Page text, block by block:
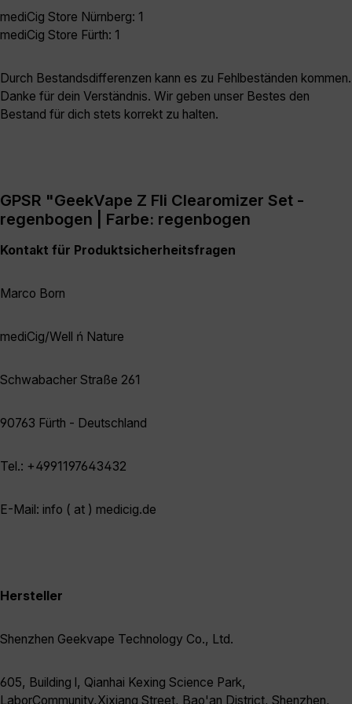
mediCig Store Nürnberg: 1
mediCig Store Fürth: 1
Durch Bestandsdifferenzen kann es zu Fehlbeständen kommen.
Danke für dein Verständnis. Wir geben unser Bestes den
Bestand für dich stets korrekt zu halten.
GPSR "GeekVape Z Fli Clearomizer Set -
regenbogen | Farbe: regenbogen
Kontakt für Produktsicherheitsfragen
Marco Born
mediCig/Well ń Nature
Schwabacher Straße 261
90763 Fürth - Deutschland
Tel.: +4991197643432
E-Mail: info ( at ) medicig.de
Hersteller
Shenzhen Geekvape Technology Co., Ltd.
605, Building l, Qianhai Kexing Science Park,
LaborCommunity,Xixiang Street, Bao'an District, Shenzhen,